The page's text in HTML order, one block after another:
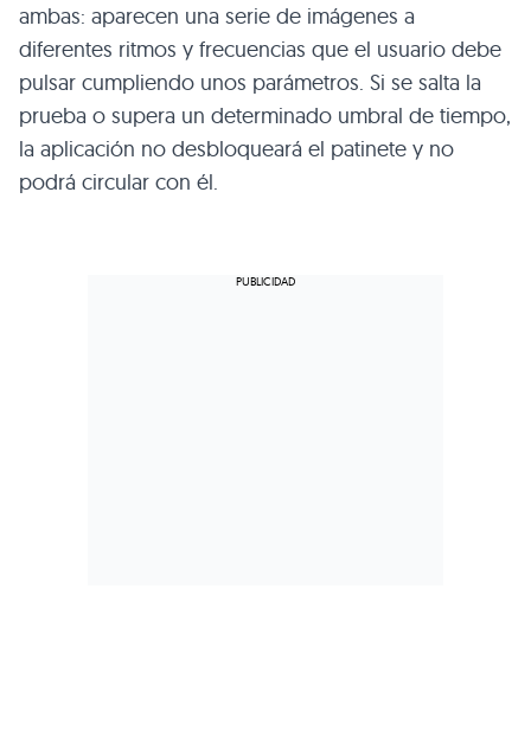
ambas: aparecen una serie de imágenes a
diferentes ritmos y frecuencias que el usuario debe
pulsar cumpliendo unos parámetros. Si se salta la
prueba o supera un determinado umbral de tiempo,
la aplicación no desbloqueará el patinete y no
podrá circular con él.